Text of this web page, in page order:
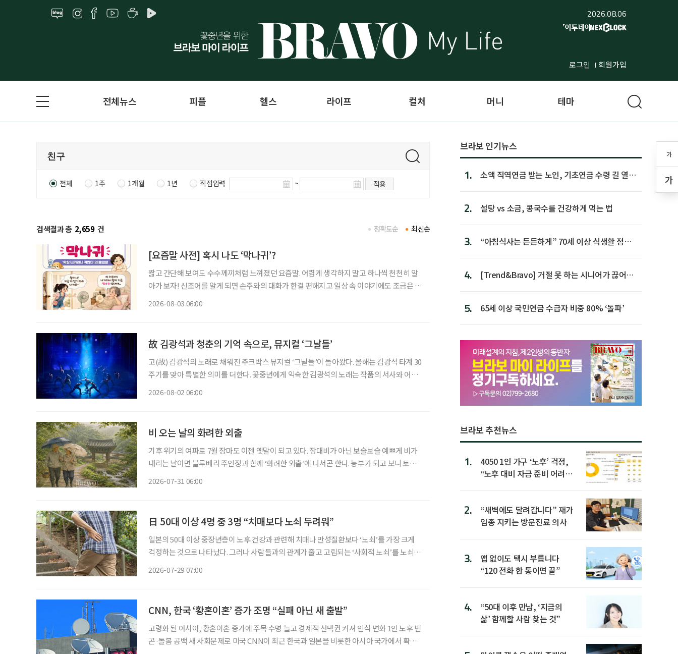
2026.08.06
로그인 회원가입
가
가
전체뉴스 피플 헬스 라이프 컬처 머니 테마
전체 1주 1개월 1년 직접입력 ~ 적용
검색결과 총 2,659 건 최신순
정확도순
[요즘말 사전] 혹시 나도 ‘막나귀’?
짧고 간단해 보여도 수수께끼처럼 느껴졌던 요즘말. 어렵게 생각하지 말고 하나씩 천천히 알
아가 보자! 신조어를 알게 되면 손주와의 대화가 한결 편해지고 일상 속 이야기에도 조금은 젊
2026-08-03 06:00
故 김광석과 청춘의 기억 속으로, 뮤지컬 ‘그날들’
고(故) 김광석의 노래로 채워진 주크박스 뮤지컬 ‘그날들’이 돌아왔다. 올해는 김광석 타계 30
주기를 맞아 특별한 의미를 더한다. 꽃중년에게 익숙한 김광석의 노래는 작품의 서사와 어우
2026-08-02 06:00
비 오는 날의 화려한 외출
기후 위기의 여파로 7월 장마도 이젠 옛말이 되고 있다. 장대비가 아닌 보슬보슬 예쁘게 비가
내리는 날이면 블루베리 주인장과 함께 ‘화려한 외출’에 나서곤 한다. 농부가 되고 보니 토요
2026-07-31 06:00
日 50대 이상 4명 중 3명 “치매보다 노쇠 두려워”
일본의 50대 이상 중장년층이 노후 건강과 관련해 치매나 만성질환보다 ‘노쇠’를 가장 크게
걱정하는 것으로 나타났다. 그러나 사람들과의 관계가 줄고 고립되는 ‘사회적 노쇠’를 노쇠의
2026-07-29 07:00
CNN, 한국 ‘황혼이혼’ 증가 조명 “실패 아닌 새 출발”
고령화 된 아시아, 황혼이혼 증가에 주목 수명 늘고 경제적 선택권 커져 인식 변화 1인 노후 빈
곤·돌봄 공백 새 사회문제로 미국 CNN이 최근 한국과 일본을 비롯한 아시아 국가에서 확산
브라보 인기뉴스
1.
소액 직역연금 받는 노인, 기초연금 수령 길 열린
2. 설탕 vs 소금, 콩국수를 건강하게 먹는 법
3.
“아침식사는 든든하게” 70세 이상 식생활 점수
4.
[Trend&Bravo] 거절 못 하는 시니어가 끊어야
5. 65세 이상 국민연금 수급자 비중 80% ‘돌파’
브라보 추천뉴스
1.
4050 1인 가구 ‘노후’ 걱정,
“노후 대비 자금 준비 어려
2.
“새벽에도 달려갑니다” 재가
임종 지키는 방문진료 의사
3.
앱 없이도 택시 부릅니다
“120 전화 한 통이면 끝”
4.
“50대 이후 만남, ‘지금의
삶’ 함께할 사람 찾는 것”